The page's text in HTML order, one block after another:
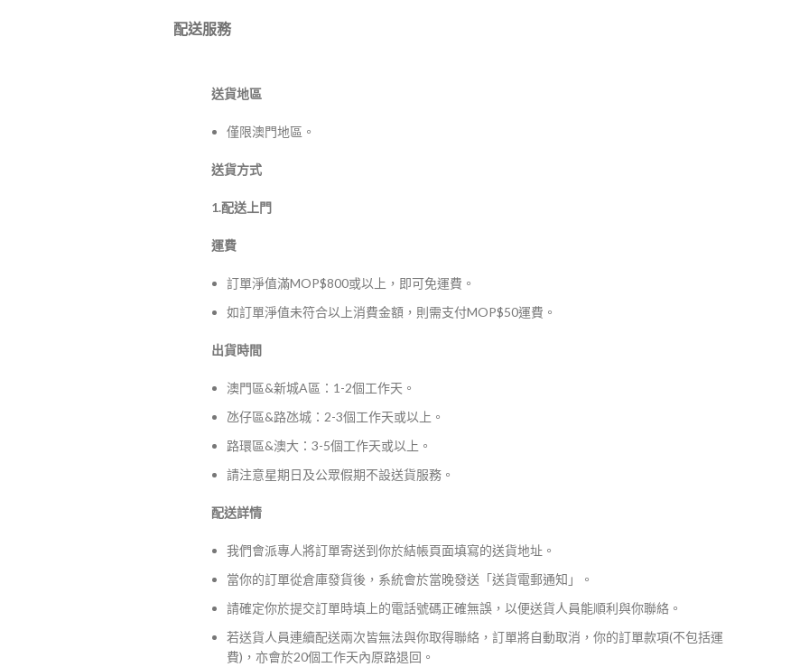
配送服務
送貨地區
僅限澳門地區。
送貨方式
1.配送上門
運費
訂單淨值滿MOP$800或以上，即可免運費。
如訂單淨值未符合以上消費金額，則需支付MOP$50運費。
出貨時間
澳門區&新城A區：1-2個工作天。
氹仔區&路氹城：2-3個工作天或以上。
路環區&澳大：3-5個工作天或以上。
請注意星期日及公眾假期不設送貨服務。
配送詳情
我們會派專人將訂單寄送到你於結帳頁面填寫的送貨地址。
當你的訂單從倉庫發貨後，系統會於當晚發送「送貨電郵通知」。
請確定你於提交訂單時填上的電話號碼正確無誤，以便送貨人員能順利與你聯絡。
若送貨人員連續配送兩次皆無法與你取得聯絡，訂單將自動取消，你的訂單款項(不包括運
費)，亦會於20個工作天內原路退回。